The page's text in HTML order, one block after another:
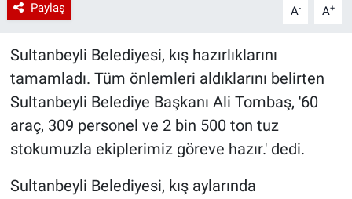
Paylaş A- A+
Sultanbeyli Belediyesi, kış hazırlıklarını
tamamladı. Tüm önlemleri aldıklarını belirten
Sultanbeyli Belediye Başkanı Ali Tombaş, '60
araç, 309 personel ve 2 bin 500 ton tuz
stokumuzla ekiplerimiz göreve hazır.' dedi.
Sultanbeyli Belediyesi, kış aylarında